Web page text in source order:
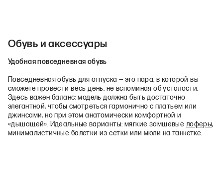
Обувь и аксессуары
Удобная повседневная обувь
Повседневная обувь для отпуска — это пара, в которой вы
сможете провести весь день, не вспоминая об усталости.
Здесь важен баланс: модель должна быть достаточно
элегантной, чтобы смотреться гармонично с платьем или
джинсами, но при этом анатомически комфортной и
«дышащей». Идеальные варианты: мягкие замшевые лоферы,
минималистичные балетки из сетки или мюли на танкетке.